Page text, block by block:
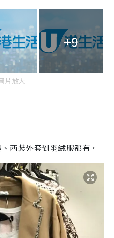
+9
片放大
西裝外套到羽絨服都有。